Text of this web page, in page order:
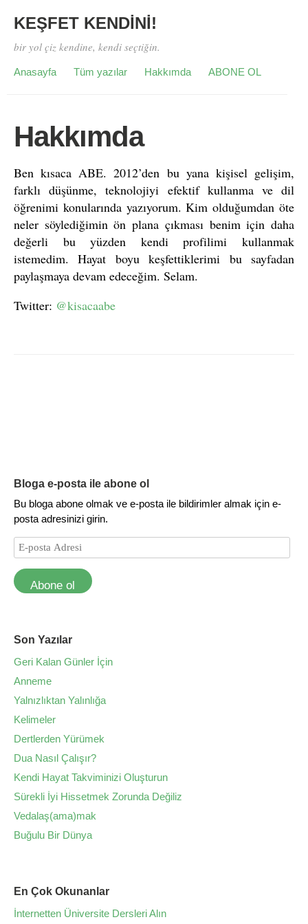
KEŞFET KENDİNİ!
bir yol çiz kendine, kendi seçtiğin.
Anasayfa Tüm yazılar Hakkımda ABONE OL
Hakkımda
Ben kısaca ABE. 2012’den bu yana kişisel gelişim,
farklı düşünme, teknolojiyi efektif kullanma ve dil
öğrenimi konularında yazıyorum. Kim olduğumdan öte
neler söylediğimin ön plana çıkması benim için daha
değerli bu yüzden kendi profilimi kullanmak
istemedim. Hayat boyu keşfettiklerimi bu sayfadan
paylaşmaya devam edeceğim. Selam.
Twitter: @kisacaabe
Bloga e-posta ile abone ol
Bu bloga abone olmak ve e-posta ile bildirimler almak için e-
posta adresinizi girin.
Abone ol
Son Yazılar
Geri Kalan Günler İçin
Anneme
Yalnızlıktan Yalınlığa
Kelimeler
Dertlerden Yürümek
Dua Nasıl Çalışır?
Kendi Hayat Takviminizi Oluşturun
Sürekli İyi Hissetmek Zorunda Değiliz
Vedalaş(ama)mak
Buğulu Bir Dünya
En Çok Okunanlar
İnternetten Üniversite Dersleri Alın